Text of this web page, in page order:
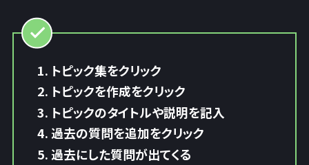
トピック集をクリック
トピックを作成をクリック
トピックのタイトルや説明を記入
過去の質問を追加をクリック
過去にした質問が出てくる